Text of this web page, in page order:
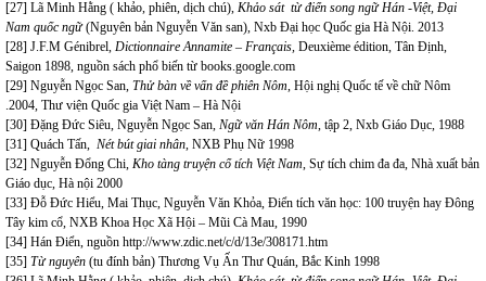
[27] Lã Minh Hằng ( khảo, phiên, dịch chú), Khảo sát từ điển song ngữ Hán -Việt, Đại
Nam quốc ngữ(Nguyên bản Nguyễn Văn san), Nxb Đại học Quốc gia Hà Nội. 2013
[28] J.F.M Génibrel, Dictionnaire Annamite – Français, Deuxième édition, Tân Định,
Saigon 1898, nguồn sách phổ biến từ books.google.com
[29] Nguyễn Ngọc San, Thử bàn về vấn đề phiên Nôm, Hội nghị Quốc tế về chữ Nôm
.2004, Thư viện Quốc gia Việt Nam – Hà Nội
[30] Đặng Đức Siêu, Nguyễn Ngọc San, Ngữ văn Hán Nôm, tập 2, Nxb Giáo Dục, 1988
[31] Quách Tấn, Nét bút giai nhân, NXB Phụ Nữ 1998
[32] Nguyễn Đổng Chi, Kho tàng truyện cổ tích Việt Nam, Sự tích chim đa đa, Nhà xuất bản
Giáo dục, Hà nội 2000
[33] Đỗ Đức Hiểu, Mai Thục, Nguyễn Văn Khỏa, Điển tích văn học: 100 truyện hay Đông
Tây kim cổ, NXB Khoa Học Xã Hội – Mũi Cà Mau, 1990
[34] Hán Điển, nguồn http://www.zdic.net/c/d/13e/308171.htm
[35] Từ nguyên (tu đính bản) Thương Vụ Ấn Thư Quán, Bắc Kinh 1998